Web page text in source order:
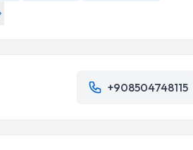
+908504748115